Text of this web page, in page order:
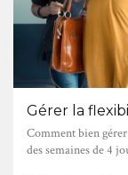
Gérer la
Comment bien gérer
des semaines de 4